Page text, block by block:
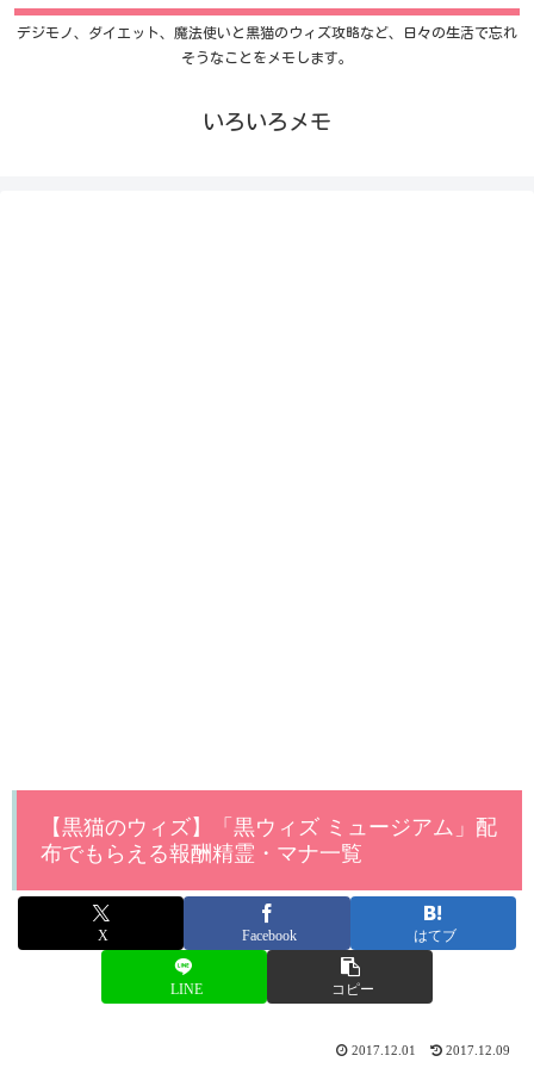
デジモノ、ダイエット、魔法使いと黒猫のウィズ攻略など、日々の生活で忘れ
そうなことをメモします。
いろいろメモ
【黒猫のウィズ】「黒ウィズ ミュージアム」配
布でもらえる報酬精霊・マナ一覧
X Facebook はてブ
LINE コピー
2017.12.01 2017.12.09